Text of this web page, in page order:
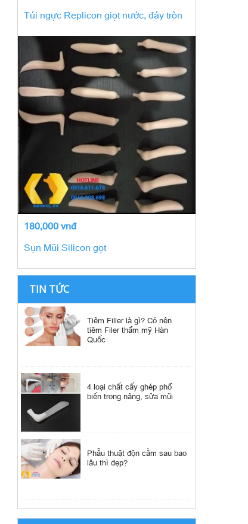
Túi ngực Replicon giọt nước, đáy tròn
180,000 vnđ
Sụn Mũi Silicon gọt
TIN TỨC
Tiêm Filler là gì? Có nên
tiêm Filer thẩm mỹ Hàn
Quốc
4 loại chất cấy ghép phổ
biến trong nâng, sửa mũi
Phẫu thuật độn cằm sau bao
lâu thì đẹp?